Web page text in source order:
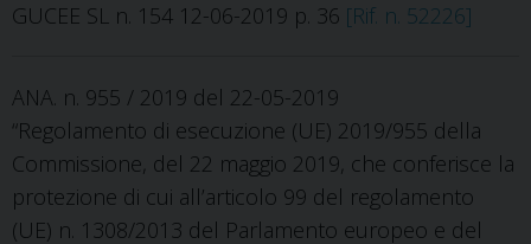
GUCEE SL n. 154 12-06-2019 p. 36 [Rif. n. 52226]
ANA. n. 955 / 2019 del 22-05-2019
“Regolamento di esecuzione (UE) 2019/955 della
Commissione, del 22 maggio 2019, che conferisce la
protezione di cui all’articolo 99 del regolamento
(UE) n. 1308/2013 del Parlamento europeo e del